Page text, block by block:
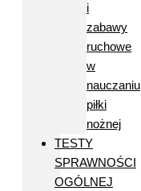
i
zabawy
ruchowe
w
nauczaniu
piłki
nożnej
TESTY
SPRAWNOŚCI
OGÓLNEJ